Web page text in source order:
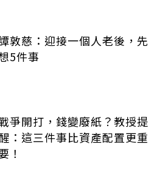
敦慈：迎接一個人老後，先
5件事
爭開打，錢變廢紙？教授提
：這三件事比資產配置更重
！